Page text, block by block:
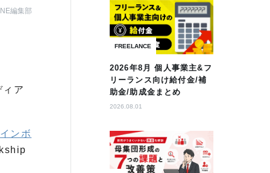
編集部
ア
インボ
FREELANCE
2026年8月 個人事業主&フ
リーランス向け給付金/補
助金/助成金まとめ
2026.08.01